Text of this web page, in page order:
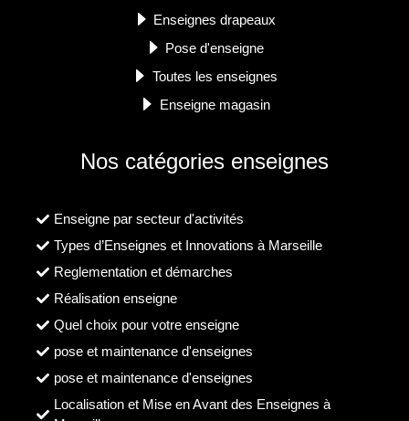
Enseignes drapeaux
Pose d'enseigne
Toutes les enseignes
Enseigne magasin
Nos catégories enseignes
Enseigne par secteur d'activités
Types d’Enseignes et Innovations à Marseille
Reglementation et démarches
Réalisation enseigne
Quel choix pour votre enseigne
pose et maintenance d'enseignes
pose et maintenance d'enseignes
Localisation et Mise en Avant des Enseignes à